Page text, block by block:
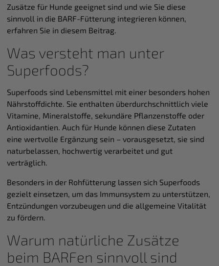
Zusätze für Hunde geeignet sind und wie Sie diese
sinnvoll in die BARF-Fütterung integrieren können,
erfahren Sie in diesem Beitrag.
Was versteht man unter
Superfoods?
Superfoods sind Lebensmittel mit einer besonders hohen
Nährstoffdichte. Sie enthalten überdurchschnittlich viele
Vitamine, Mineralstoffe, sekundäre Pflanzenstoffe oder
Antioxidantien. Auch für Hunde können diese Zutaten
eine wertvolle Ergänzung sein – vorausgesetzt, sie sind
naturbelassen, hochwertig verarbeitet und gut
verträglich.
Besonders in der Rohfütterung lassen sich Superfoods
gezielt einsetzen, um das Immunsystem zu unterstützen,
Entzündungen vorzubeugen und die allgemeine Vitalität
zu fördern.
Warum natürliche Zusätze
beim BARFen sinnvoll sind